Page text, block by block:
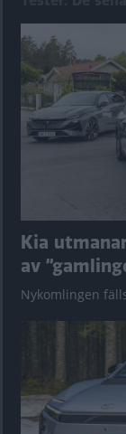
Kia
av
Nykomlingen